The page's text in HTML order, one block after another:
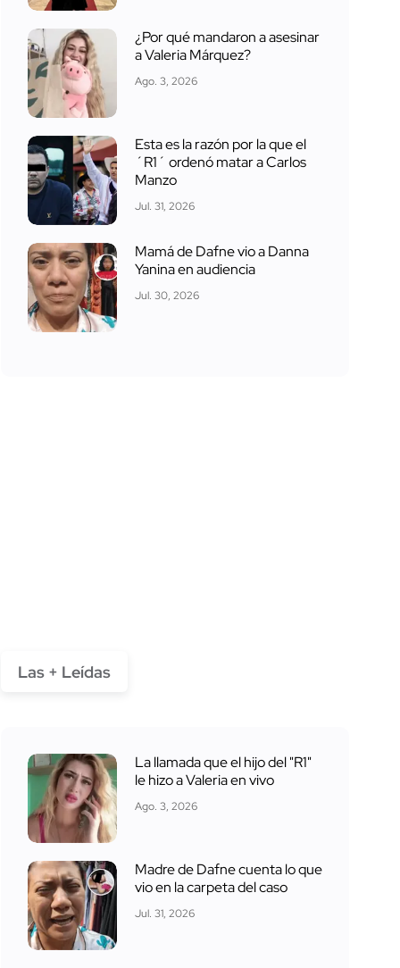
¿Por qué mandaron a asesinar
a Valeria Márquez?
Ago. 3, 2026
Esta es la razón por la que el
´R1´ ordenó matar a Carlos
Manzo
Jul. 31, 2026
Mamá de Dafne vio a Danna
Yanina en audiencia
Jul. 30, 2026
Las + Leídas
La llamada que el hijo del "R1"
le hizo a Valeria en vivo
Ago. 3, 2026
Madre de Dafne cuenta lo que
vio en la carpeta del caso
Jul. 31, 2026